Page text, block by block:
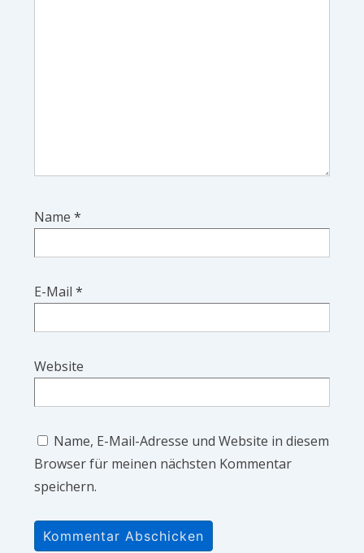
Name *
E-Mail *
Website
Name, E-Mail-Adresse und Website in diesem
Browser für meinen nächsten Kommentar
speichern.